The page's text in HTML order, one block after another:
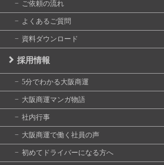
ご依頼の流れ
よくあるご質問
資料ダウンロード
採用情報
5分でわかる大阪商運
大阪商運マンガ物語
社内行事
大阪商運で働く社員の声
初めてドライバーになる方へ